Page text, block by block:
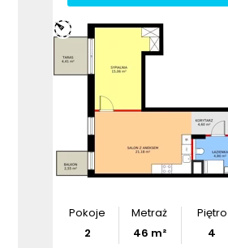
Pokoje
2
Metraż
46 m²
Piętro
4